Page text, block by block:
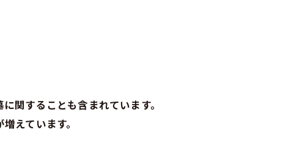
関することも含まれています。
えています。